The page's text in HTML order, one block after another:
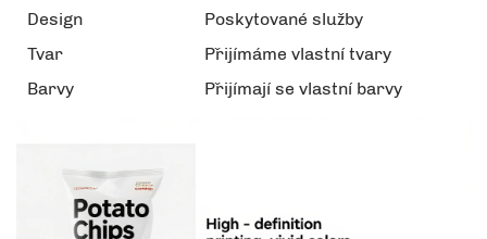
Design
Poskytované služby
Tvar
Přijímáme vlastní tvary
Barvy
Přijímají se vlastní barvy